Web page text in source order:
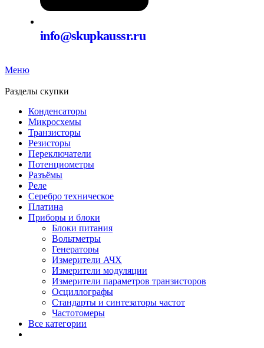
info@skupkaussr.ru
Меню
Разделы скупки
Конденсаторы
Микросхемы
Транзисторы
Резисторы
Переключатели
Потенциометры
Разъёмы
Реле
Серебро техническое
Платина
Приборы и блоки
Блоки питания
Вольтметры
Генераторы
Измерители АЧХ
Измерители модуляции
Измерители параметров транзисторов
Осциллографы
Стандарты и синтезаторы частот
Частотомеры
Все категории